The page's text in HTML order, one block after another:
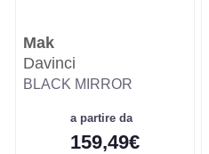
Mak
Davinci
BLACK MIRROR
a partire da
159,49€